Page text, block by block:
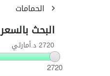
الحمامات
البحث بالسعر
2720 د.أمارتي
2720